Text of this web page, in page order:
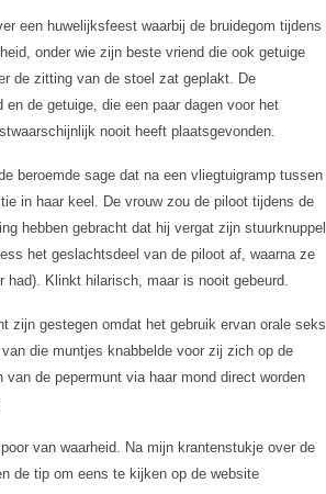
een huwelijksfeest waarbij de bruidegom tijdens
onder wie zijn beste vriend die ook getuige
de zitting van de stoel zat geplakt. De
de getuige, die een paar dagen voor het
nooit heeft plaatsgevonden.
beroemde sage dat na een vliegtuigramp tussen
in haar keel. De vrouw zou de piloot tijdens de
hebben gebracht dat hij vergat zijn stuurknuppel
het geslachtsdeel van de piloot af, waarna ze
had). Klinkt hilarisch, maar is nooit gebeurd.
zijn gestegen omdat het gebruik ervan orale seks
die muntjes knabbelde voor zij zich op de
de pepermunt via haar mond direct worden
van waarheid. Na mijn krantenstukje over de
de tip om eens te kijken op de website